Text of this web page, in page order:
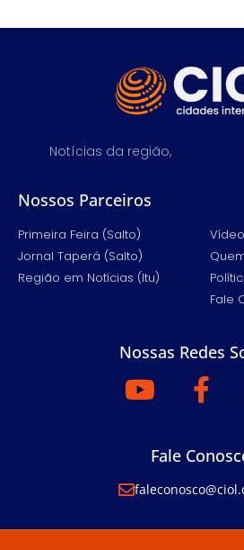
Notícias da região,
Nossos Parceiros
Primeira Feira (Salto)
Jornal Taperá (Salto)
Região em Notícias (Itu)
Fale
Nossas Redes
Fale